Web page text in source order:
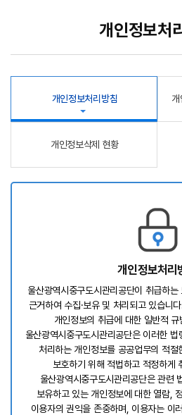
개인정보처
개인정보처리방침
개인정보삭제 현황
개인정보처리
울산광역시중구도시관리공단이 취급하
근거하여 수집·보유 및 처리되고 있습니다
개인정보의 취급에 대한 일반적 규
울산광역시중구도시관리공단은 이러한
처리하는 개인정보를 공공업무의 적
보호하기 위해 적법하고 적정하게
울산광역시중구도시관리공단은 관련
보유하고 있는 개인정보에 대한 열람,
이용자의 권익을 존중하며, 이용자는 이